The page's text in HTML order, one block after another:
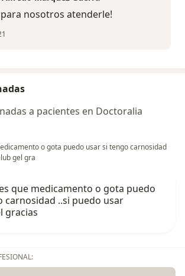
nosotros atenderle!
a pacientes en Doctoralia
o gota puedo usar si tengo carnosidad
gel gra
que medicamento o gota puedo
carnosidad ..si puedo usar
gracias